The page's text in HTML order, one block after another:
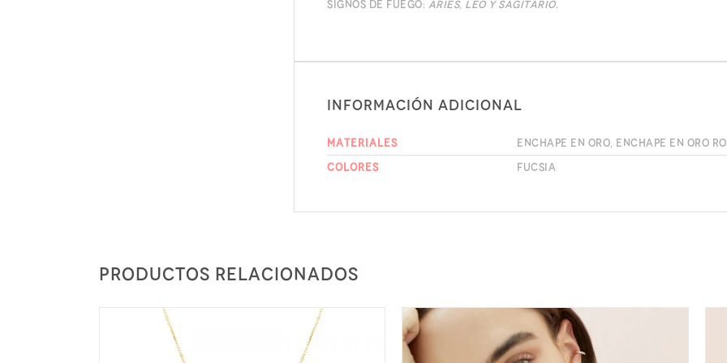
Signos de fuego: Aries, Leo y Sagitario.
Información adicional
Materiales
Enchape en oro, Enchape en oro
Colores
Fucsia
Productos relacionados